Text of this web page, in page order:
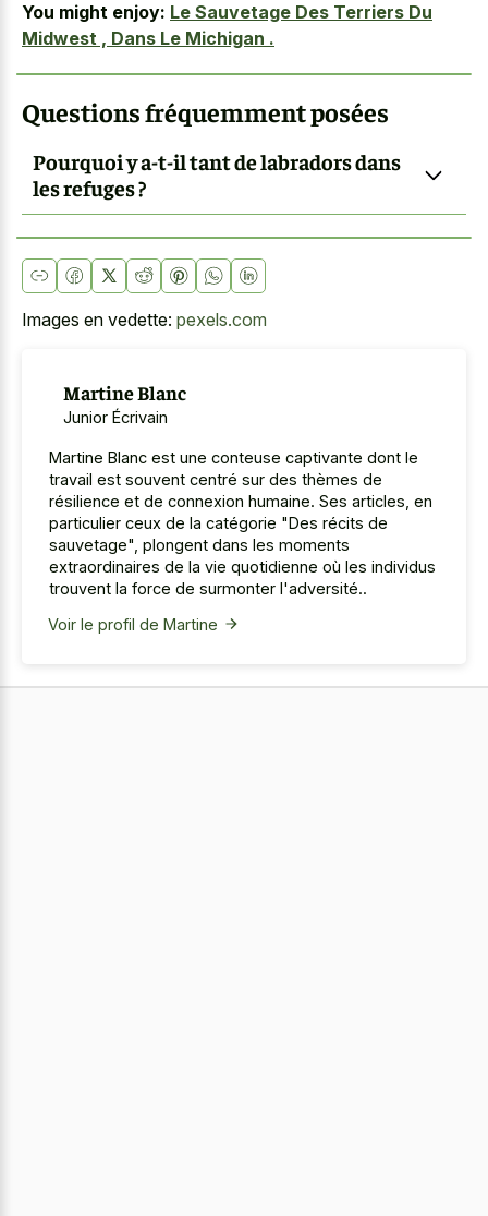
You might enjoy: Le Sauvetage Des Terriers Du
Midwest , Dans Le Michigan .
Questions fréquemment posées
Pourquoi y a-t-il tant de labradors dans
les refuges ?
Images en vedette: pexels.com
Martine Blanc
Junior Écrivain
Martine Blanc est une conteuse captivante dont le
travail est souvent centré sur des thèmes de
résilience et de connexion humaine. Ses articles, en
particulier ceux de la catégorie "Des récits de
sauvetage", plongent dans les moments
extraordinaires de la vie quotidienne où les individus
trouvent la force de surmonter l'adversité..
Voir le profil de Martine